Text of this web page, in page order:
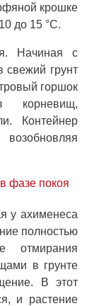
крошке
до 15 °C.
Начиная с
грунт
горшок
корневищ,
Контейнер
фазе покоя
у ахименеса
полностью
отмирания
в грунте
В этот
и растение